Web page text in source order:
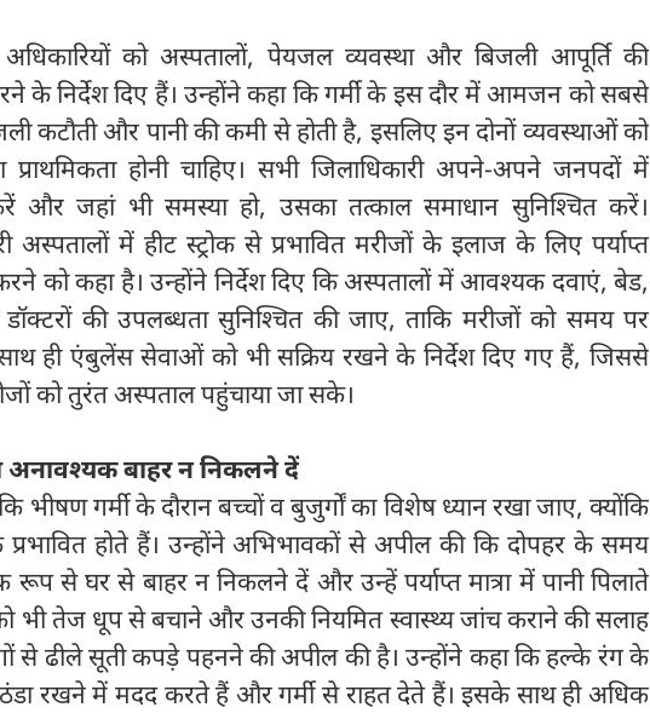
अधिकारियों को अस्पतालों, पेयजल व्यवस्था और बिजली आपूर्ति की
के निर्देश दिए हैं। उन्होंने कहा कि गर्मी के इस दौर में आमजन को सबसे
कटौती और पानी की कमी से होती है, इसलिए इन दोनों व्यवस्थाओं को
होनी चाहिए। सभी जिलाधिकारी अपने-अपने जनपदों में
और जहां भी समस्या हो, उसका तत्काल समाधान सुनिश्चित करें।
अस्पतालों में हीट स्ट्रोक से प्रभावित मरीजों के इलाज के लिए पर्याप्त
को कहा है। उन्होंने निर्देश दिए कि अस्पतालों में आवश्यक दवाएं, बेड,
की उपलब्धता सुनिश्चित की जाए, ताकि मरीजों को समय पर
ही एंबुलेंस सेवाओं को भी सक्रिय रखने के निर्देश दिए गए हैं, जिससे
को तुरंत अस्पताल पहुंचाया जा सके।
अनावश्यक बाहर न निकलने दें
भीषण गर्मी के दौरान बच्चों व बुजुर्गों का विशेष ध्यान रखा जाए, क्योंकि
होते हैं। उन्होंने अभिभावकों से अपील की कि दोपहर के समय
रूप से घर से बाहर न निकलने दें और उन्हें पर्याप्त मात्रा में पानी पिलाते
भी तेज धूप से बचाने और उनकी नियमित स्वास्थ्य जांच कराने की सलाह
से ढीले सूती कपड़े पहनने की अपील की है। उन्होंने कहा कि हल्के रंग के
ठंडा रखने में मदद करते हैं और गर्मी से राहत देते हैं। इसके साथ ही अधिक